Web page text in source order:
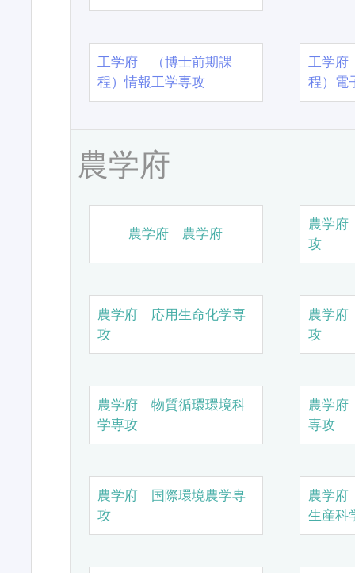
工学府 （博士前期課
程）情報工学専攻
工学
程）電
農学府
農学府 農学府
農学
攻
農学府 応用生命化学専
攻
農学
攻
農学府 物質循環環境科
学専攻
農学
専攻
農学府 国際環境農学専
攻
農学
生産科